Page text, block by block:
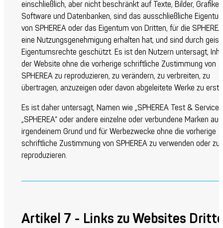
einschließlich, aber nicht beschränkt auf Texte, Bilder,
Software und Datenbanken, sind das ausschließliche
von SPHEREA oder das Eigentum von Dritten, für die SPHEREA
eine Nutzungsgenehmigung erhalten hat, und sind durch
Eigentumsrechte geschützt. Es ist den Nutzern untersagt,
der Website ohne die vorherige schriftliche Zustimmung von
SPHEREA zu reproduzieren, zu verändern, zu verbreiten, zu
übertragen, anzuzeigen oder davon abgeleitete Werke zu
Es ist daher untersagt, Namen wie „SPHEREA Test &
„SPHEREA“ oder andere einzelne oder verbundene Marken aus
irgendeinem Grund und für Werbezwecke ohne die vorherige
schriftliche Zustimmung von SPHEREA zu verwenden oder zu
reproduzieren.
Artikel 7 - Links zu Websites